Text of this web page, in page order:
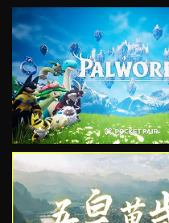
VIEW
VIEW